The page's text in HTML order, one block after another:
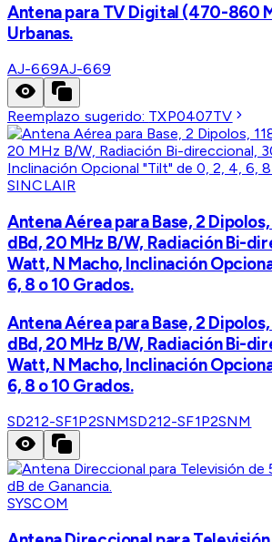
Antena para TV Digital (470-860
Urbanas.
AJ-669AJ-669
Reemplazo sugerido: TXP0407TV
SINCLAIR
Antena Aérea para Base, 2 Dipolos,
dBd, 20 MHz B/W, Radiación Bi-
Watt, N Macho, Inclinación
6, 8 o 10 Grados.
Antena Aérea para Base, 2 Dipolos,
dBd, 20 MHz B/W, Radiación Bi-
Watt, N Macho, Inclinación
6, 8 o 10 Grados.
SD212-SF1P2SNMSD212-SF1P2SNM
SYSCOM